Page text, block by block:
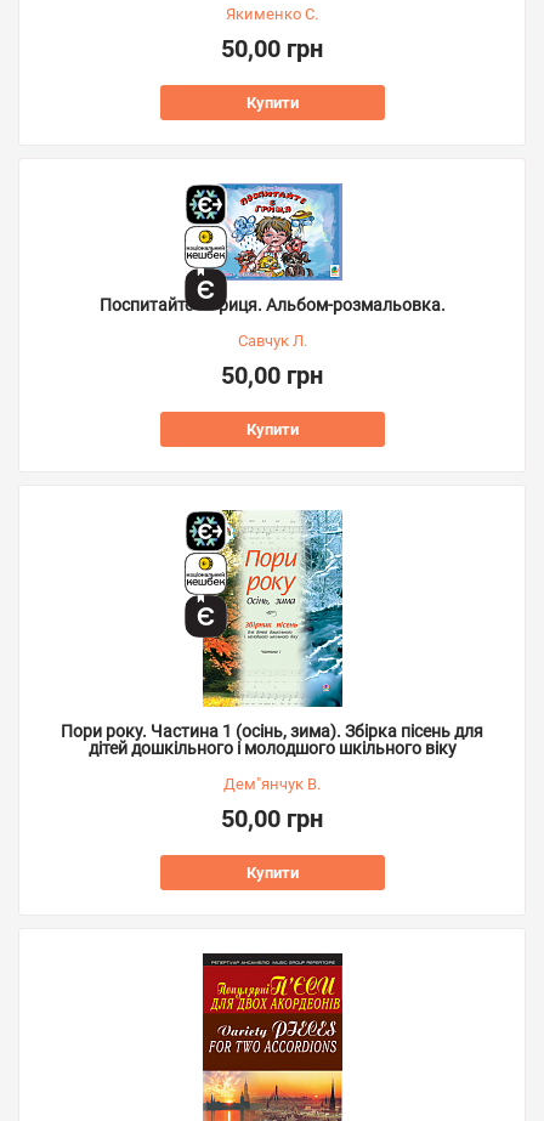
Якименко С.
50,00 грн
Купити
Поспитайте в Гриця. Альбом-розмальовка.
Савчук Л.
50,00 грн
Купити
Пори року. Частина 1 (осінь, зима). Збірка пісень для
дітей дошкільного і молодшого шкільного віку
Дем"янчук В.
50,00 грн
Купити